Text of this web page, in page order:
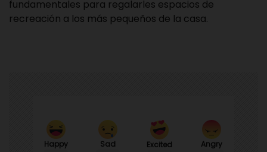
fundamentales para regalarles espacios de
recreación a los más pequeños de la casa.
Happy Sad Excited Angry